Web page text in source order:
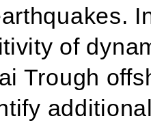
of
Trough